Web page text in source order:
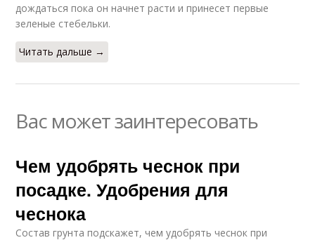
дождаться пока он начнет расти и принесет первые
зеленые стебельки.
Читать дальше →
Вас может заинтересовать
Чем удобрять чеснок при
посадке. Удобрения для
чеснока
Состав грунта подскажет, чем удобрять чеснок при